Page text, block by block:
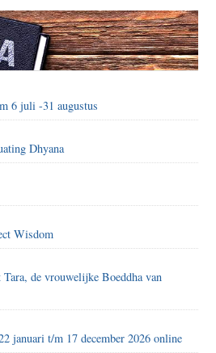
6 juli -31 augustus
Dhyana
Wisdom
de vrouwelijke Boeddha van
januari t/m 17 december 2026 online